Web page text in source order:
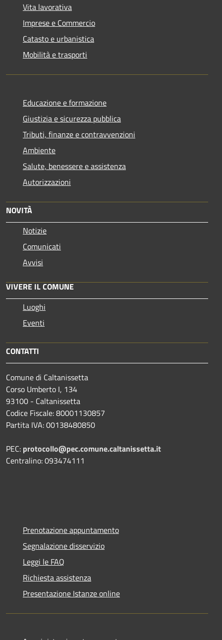
Vita lavorativa
Imprese e Commercio
Catasto e urbanistica
Mobilità e trasporti
Educazione e formazione
Giustizia e sicurezza pubblica
Tributi, finanze e contravvenzioni
Ambiente
Salute, benessere e assistenza
Autorizzazioni
NOVITÀ
Notizie
Comunicati
Avvisi
VIVERE IL COMUNE
Luoghi
Eventi
CONTATTI
Comune di Caltanissetta
Corso Umberto I, 134
93100 - Caltanissetta
Codice Fiscale: 80001130857
Partita IVA: 00138480850
PEC: protocollo@pec.comune.caltanissetta.it
Centralino: 093474111
Prenotazione appuntamento
Segnalazione disservizio
Leggi le FAQ
Richiesta assistenza
Presentazione Istanze online